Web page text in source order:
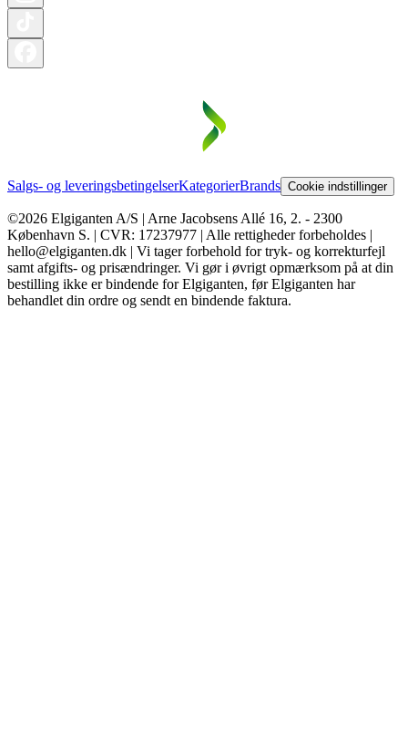
Salgs- og leveringsbetingelserKategorierBrands Cookie indstillinger
©2026 Elgiganten A/S | Arne Jacobsens Allé 16, 2. - 2300
København S. | CVR: 17237977 | Alle rettigheder forbeholdes |
hello@elgiganten.dk | Vi tager forbehold for tryk- og korrekturfejl
samt afgifts- og prisændringer. Vi gør i øvrigt opmærksom på at din
bestilling ikke er bindende for Elgiganten, før Elgiganten har
behandlet din ordre og sendt en bindende faktura.